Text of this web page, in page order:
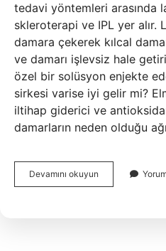
tedavi yöntemleri arasında
skleroterapi ve IPL yer alır.
damara çekerek kılcal
ve damarı işlevsiz hale
özel bir solüsyon enjekte
sirkesi varise iyi gelir mi?
iltihap giderici ve
damarların neden olduğu
Devamını okuyun
Sirkesi